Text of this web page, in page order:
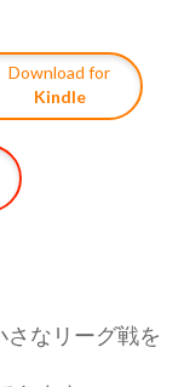
Download for
Kindle
さなリーグ戦を